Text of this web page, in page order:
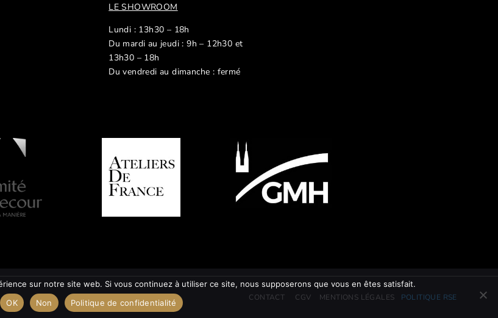
LE SHOWROOM
Lundi : 13h30 – 18h
Du mardi au jeudi : 9h – 12h30 et
13h30 – 18h
Du vendredi au dimanche : fermé
CONTACT CGV MENTIONS LÉGALES POLITIQUE RSE
sur notre site web. Si vous continuez à utiliser ce site, nous supposerons que vous en êtes satisfait.
OK
Non Politique de confidentialité